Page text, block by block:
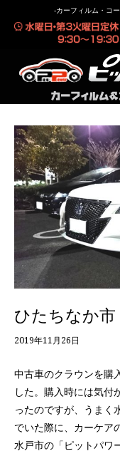
-カーフィルム・コ
ひたちなか市
2019年11月26日
中古車のクラウンを購
した。購入時には気付
ったのですが、うまく
でいた際に、カーケア
水戸市の「ピットパワ